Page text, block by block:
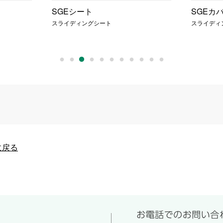
SGEシート
スライディングシート
SGEカ
スライデ
る